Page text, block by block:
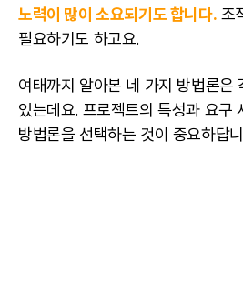
노력이 많이 소요되기도 합니다. 조
필요하기도 하고요.
여태까지 알아본 네 가지 방법론은
있는데요. 프로젝트의 특성과 요구
방법론을 선택하는 것이 중요하답